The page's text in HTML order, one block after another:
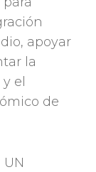
apoyar
la
el
de
UN